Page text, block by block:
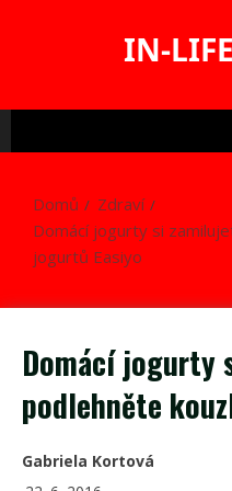
IN-
Domů
Zdraví
Domácí jogurty si
jogurtů Easiyo
Domácí jogurty
podlehněte
Gabriela Kortová